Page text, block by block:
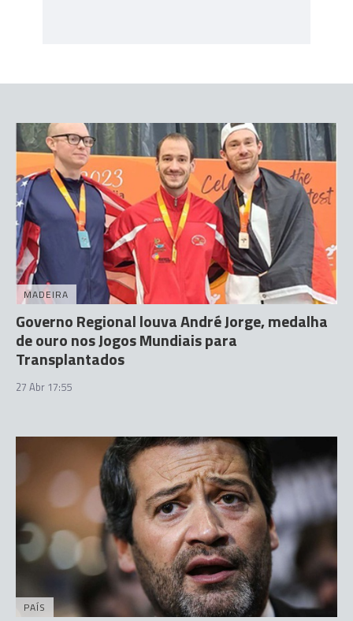
MADEIRA
Governo Regional louva André Jorge, medalha
de ouro nos Jogos Mundiais para
Transplantados
27 Abr 17:55
PAÍS